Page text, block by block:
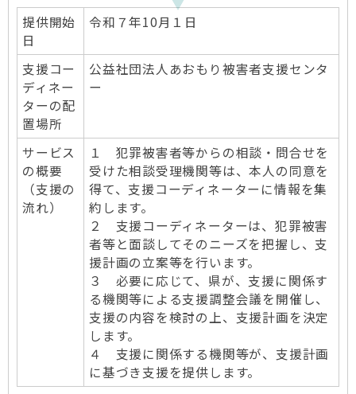
提供開始
日
令和７年10月１日
支援コー
ディネー
ターの配
置場所
公益社団法人あおもり被害者支援センタ
ー
サービス
の概要
（支援の
流れ）
１ 犯罪被害者等からの相談・問合せを
受けた相談受理機関等は、本人の同意を
得て、支援コーディネーターに情報を集
約します。
２ 支援コーディネーターは、犯罪被害
者等と面談してそのニーズを把握し、支
援計画の立案等を行います。
３ 必要に応じて、県が、支援に関係す
る機関等による支援調整会議を開催し、
支援の内容を検討の上、支援計画を決定
します。
４ 支援に関係する機関等が、支援計画
に基づき支援を提供します。